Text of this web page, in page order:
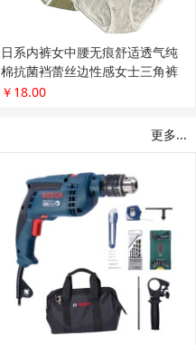
日系内裤女中腰无痕舒适透气纯
棉抗菌裆蕾丝边性感女士三角裤
￥18.00
更多...